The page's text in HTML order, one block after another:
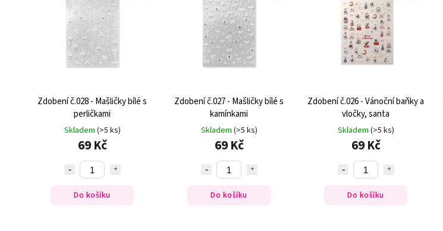
Zdobení č.028 - Mašličky bílé s
perličkami
Skladem (>5 ks)
69 Kč
Do košíku
Zdobení č.027 - Mašličky bílé s
kamínkami
Skladem (>5 ks)
69 Kč
Do košíku
Zdobení č.026 - Vánoční baňky a
vločky, santa
Skladem (>5 ks)
69 Kč
Do košíku